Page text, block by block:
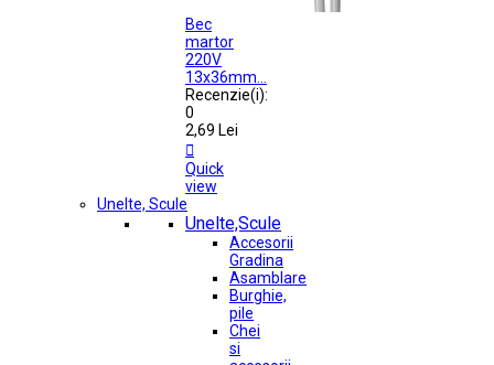
Bec
martor
220V
13x36mm...
Recenzie(i):
0
2,69 Lei

Quick
view
Unelte, Scule
Unelte,Scule
Accesorii
Gradina
Asamblare
Burghie,
pile
Chei
si